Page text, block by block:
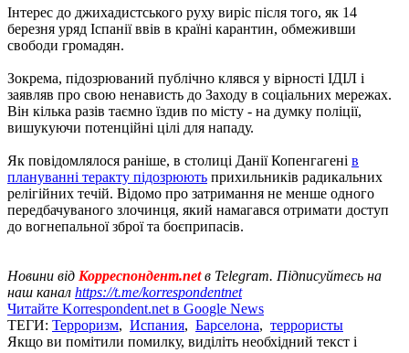
Інтерес до джихадистського руху виріс після того, як 14
березня уряд Іспанії ввів в країні карантин, обмеживши
свободи громадян.
Зокрема, підозрюваний публічно клявся у вірності ІДІЛ і
заявляв про свою ненависть до Заходу в соціальних мережах.
Він кілька разів таємно їздив по місту - на думку поліції,
вишукуючи потенційні цілі для нападу.
Як повідомлялося раніше, в столиці Данії Копенгагені в
плануванні теракту підозрюють прихильників радикальних
релігійних течій. Відомо про затримання не менше одного
передбачуваного злочинця, який намагався отримати доступ
до вогнепальної зброї та боєприпасів.
Новини від Корреспондент.netв Telegram. Підписуйтесь на
наш канал https://t.me/korrespondentnet
Читайте Korrespondent.net в Google News
ТЕГИ: Терроризм, Испания, Барселона, террористы
Якщо ви помітили помилку, виділіть необхідний текст і